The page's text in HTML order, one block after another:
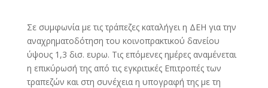
Σε συμφωνία με τις τράπεζες καταλήγει η ΔΕΗ για την
αναχρηματοδότηση του κοινοπρακτικού δανείου
ύψους 1,3 δισ. ευρω. Τις επόμενες ημέρες αναμένεται
η επικύρωσή της από τις εγκριτικές Επιτροπές των
τραπεζών και στη συνέχεια η υπογραφή της με τη